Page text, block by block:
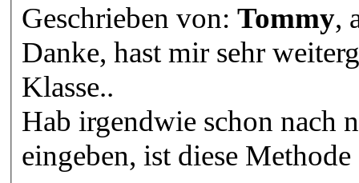
Geschrieben von: Tommy,
Danke, hast mir sehr
Klasse..
Hab irgendwie schon nach
eingeben, ist diese